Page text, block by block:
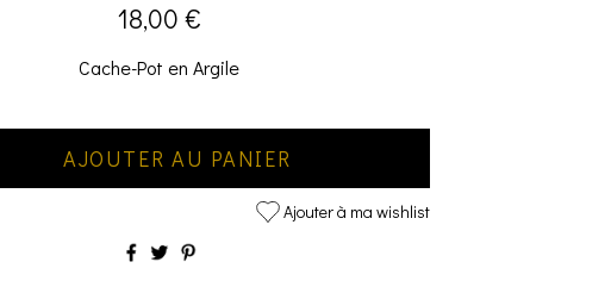
18,00 €
Cache-Pot en Argile
AJOUTER AU PANIER
Ajouter à ma wishlist